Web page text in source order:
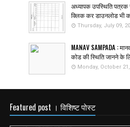
अध्यापक उपस्थिति पत्रक
क्लिक कर डाउनलोड भी
Thursday, July 09,
MANAV SAMPADA :
कोड की स्थिति जानने के
Monday, October
Featured post । विशिष्ट पोस्ट